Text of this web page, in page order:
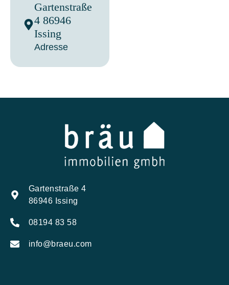
Gartenstraße
4 86946
Issing
Adresse
Gartenstraße 4
86946 Issing
08194 83 58
info@braeu.com